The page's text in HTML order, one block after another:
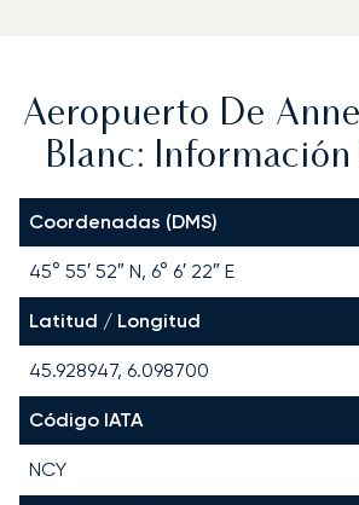
Aeropuerto De
Blanc: Información
Coordenadas (DMS)
45° 55′ 52″ N, 6° 6′ 22″ E
Latitud / Longitud
45.928947, 6.098700
Código IATA
NCY